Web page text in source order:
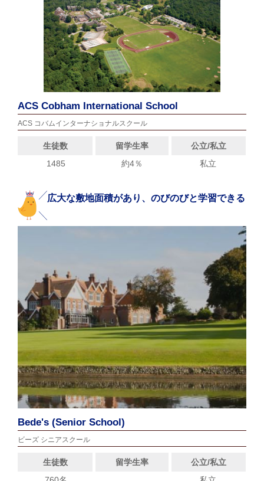
ACS Cobham International School
ACS コバムインターナショナルスクール
生徒数 留学生率
公立/私立
1485
約4％ 私立
広大な敷地面積があり、のびのびと学習できる
Bede's (Senior School)
ビーズ シニアスクール
生徒数 留学生率
公立/私立